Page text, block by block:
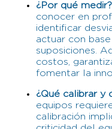
¿Por qué medir?
conocer en
identificar
actuar con
suposiciones.
costos,
fomentar la
¿Qué calibrar y
equipos
calibración